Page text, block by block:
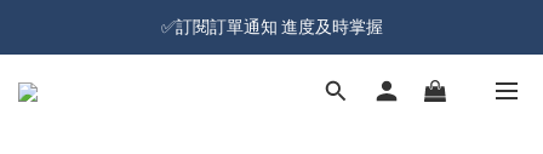
加入會員就送100元購物金 | 全館購物滿＄599 免運
✅訂閱訂單通知 進度及時掌握
加入會員就送100元購物金 | 全館購物滿＄599 免運